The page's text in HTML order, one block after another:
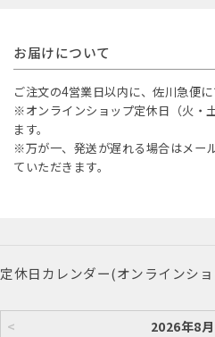
お届けについて
ご注文の4営業日以内に、佐川急便に
※オンラインショップ定休日（火・
ます。
※万が一、発送が遅れる場合はメー
ていただきます。
定休日カレンダー(オンラインシ
< 2026年8月